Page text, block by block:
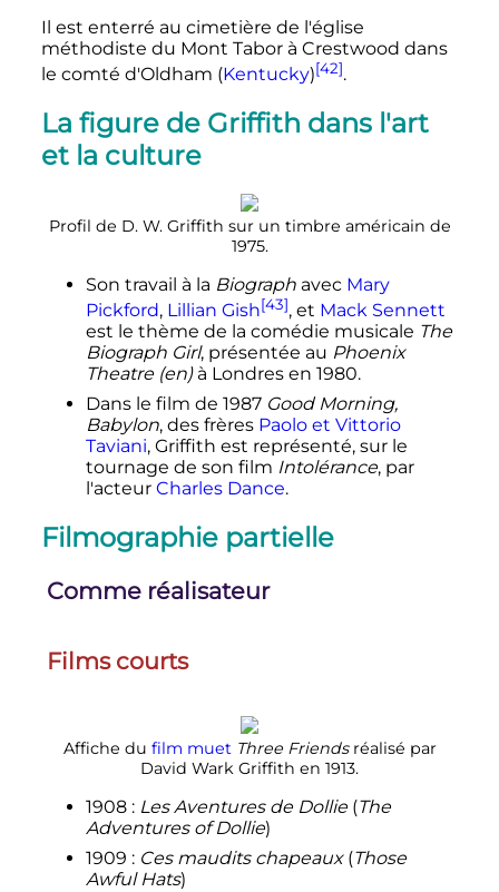
Il est enterré au cimetière de l'église
méthodiste du Mont Tabor à Crestwood dans
le comté d'Oldham (Kentucky)[42].
La figure de Griffith dans l'art
et la culture
Profil de D. W. Griffith sur un timbre américain de
1975.
Son travail à la Biographavec Mary
Pickford, Lillian Gish[43], et Mack Sennett
est le thème de la comédie musicale The
Biograph Girl, présentée au Phoenix
Theatre (en)à Londres en 1980.
Dans le film de 1987 Good Morning,
Babylon, des frères Paolo et Vittorio
Taviani, Griffith est représenté, sur le
tournage de son film Intolérance, par
l'acteur Charles Dance.
Filmographie partielle
Comme réalisateur
Films courts
Affiche du film muet Three Friendsréalisé par
David Wark Griffith en 1913.
1908 : Les Aventures de Dollie(The
Adventures of Dollie)
1909 : Ces maudits chapeaux(Those
Awful Hats)